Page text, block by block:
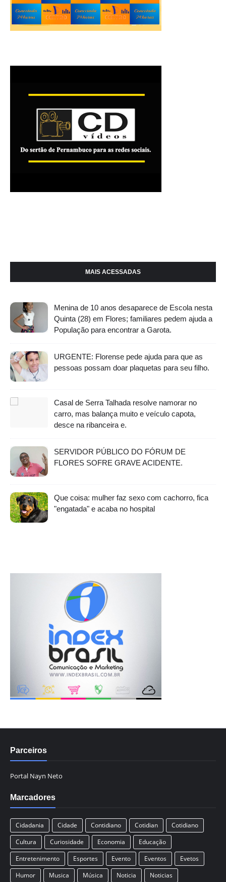
MAIS ACESSADAS
Menina de 10 anos desaparece de Escola nesta
Quinta (28) em Flores; familiares pedem ajuda a
População para encontrar a Garota.
URGENTE: Florense pede ajuda para que as
pessoas possam doar plaquetas para seu filho.
Casal de Serra Talhada resolve namorar no
carro, mas balança muito e veículo capota,
desce na ribanceira e.
SERVIDOR PÚBLICO DO FÓRUM DE
FLORES SOFRE GRAVE ACIDENTE.
Que coisa: mulher faz sexo com cachorro, fica
"engatada" e acaba no hospital
Parceiros
Portal Nayn Neto
Marcadores
Cidadania Cidade Contidiano Cotidian
Cotidiano
Cultura
Curiosidade Economia
Educação
Entretenimento
Esportes Evento Eventos
Evetos
Humor
Musica Música Noticia Noticias